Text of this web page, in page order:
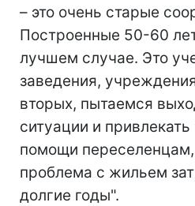
– это очень старые
Построенные 50-60
лучшем случае. Это
заведения,
вторых, пытаемся
ситуации и
помощи
проблема с жильем
долгие годы".